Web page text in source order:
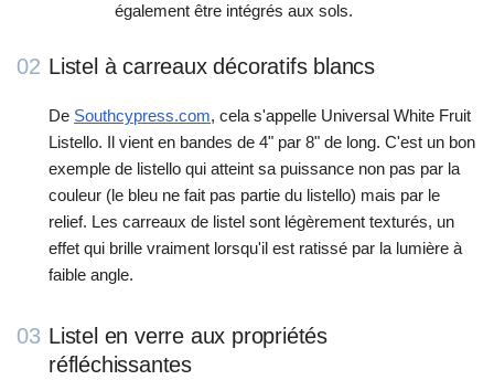
également être intégrés aux sols.
02 Listel à carreaux décoratifs blancs
De Southcypress.com, cela s'appelle Universal White Fruit
Listello. Il vient en bandes de 4" par 8" de long. C'est un bon
exemple de listello qui atteint sa puissance non pas par la
couleur (le bleu ne fait pas partie du listello) mais par le
relief. Les carreaux de listel sont légèrement texturés, un
effet qui brille vraiment lorsqu'il est ratissé par la lumière à
faible angle.
03 Listel en verre aux propriétés
réfléchissantes